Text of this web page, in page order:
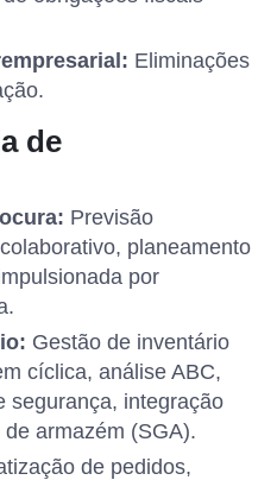
Eliminações
de
Previsão
planeamento
por
Gestão de inventário
cíclica, análise ABC,
segurança, integração
armazém (SGA).
de pedidos,